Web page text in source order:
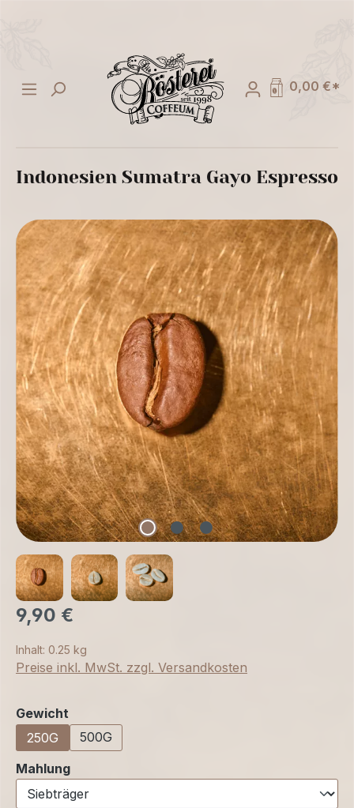
0,00 €*
Indonesien Sumatra Gayo Espresso
9,90 €
Inhalt: 0.25 kg
Preise inkl. MwSt. zzgl. Versandkosten
Gewicht
250G
500G
Mahlungauswählen